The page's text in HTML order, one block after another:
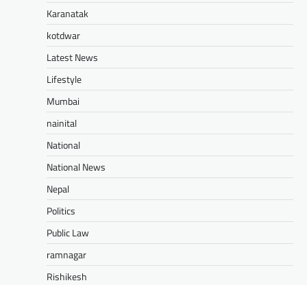
Karanatak
kotdwar
Latest News
Lifestyle
Mumbai
nainital
National
National News
Nepal
Politics
Public Law
ramnagar
Rishikesh